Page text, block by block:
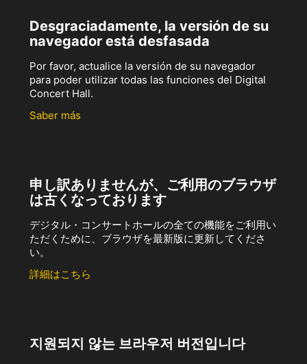
Desgraciadamente, la versión de su
navegador está desfasada
Por favor, actualice la versión de su navegador
para poder utilizar todas las funciones del Digital
Concert Hall.
Saber más
申し訳ありませんが、ご利用のブラウザ
は古くなっております
デジタル・コンサートホールの全ての機能をご利用い
ただくために、ブラウザを最新版に更新してくださ
い。
詳細はこちら
지원되지 않는 브라우저 버전입니다